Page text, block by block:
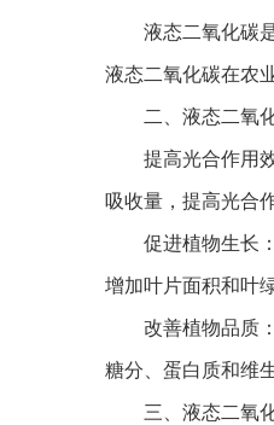
液态二氧化碳是
液态二氧化碳在农
二、液态二氧化
提高光合作用效
吸收量，提高光合
促进植物生长：
增加叶片面积和叶
改善植物品质：
糖分、蛋白质和维
三、液态二氧化